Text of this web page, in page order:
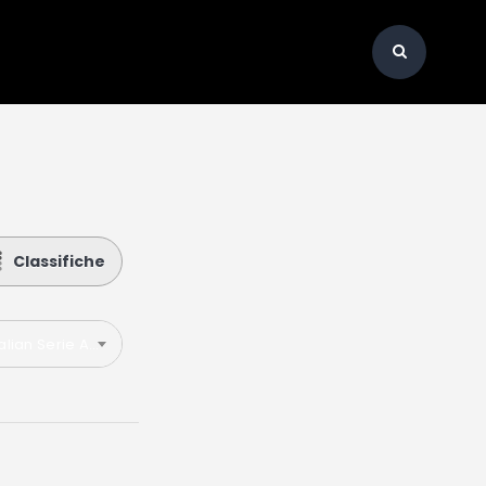
Classifiche
Italian Serie A 2025-2026